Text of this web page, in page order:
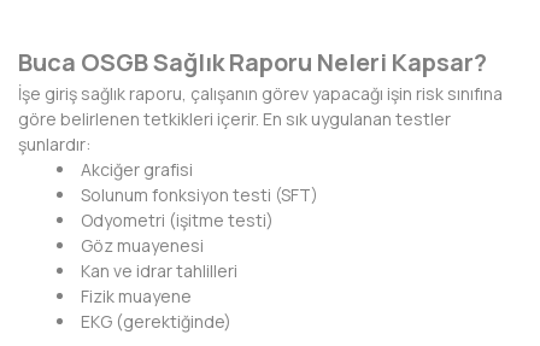
ÇORUM
DENİZLİ
DİYARBAKIR
DÜZCE
EDİRNE
ELAZIĞ
Buca OSGB Sağlık Raporu Neleri Kapsar?
İşe giriş sağlık raporu, çalışanın görev yapacağı işin risk sınıfına
göre belirlenen tetkikleri içerir. En sık uygulanan testler
şunlardır:
Akciğer grafisi
Solunum fonksiyon testi (SFT)
Odyometri (işitme testi)
Göz muayenesi
Kan ve idrar tahlilleri
Fizik muayene
EKG (gerektiğinde)